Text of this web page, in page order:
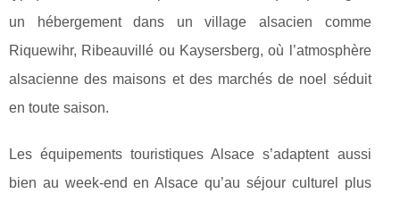
un hébergement dans un village alsacien comme
Riquewihr, Ribeauvillé ou Kaysersberg, où l’atmosphère
alsacienne des maisons et des marchés de noel séduit
en toute saison.
Les équipements touristiques Alsace s’adaptent aussi
bien au week-end en Alsace qu’au séjour culturel plus